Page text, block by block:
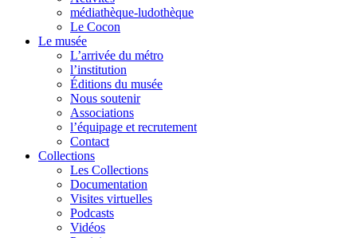
médiathèque-ludothèque
Le Cocon
Le musée
L’arrivée du métro
l’institution
Éditions du musée
Nous soutenir
Associations
l’équipage et recrutement
Contact
Collections
Les Collections
Documentation
Visites virtuelles
Podcasts
Vidéos